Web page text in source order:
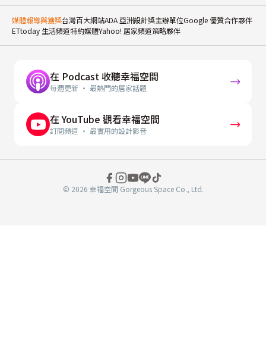
媒體報導與獲獎台灣百大網站ADA 亞洲設計獎主辦單位Google 優質合作夥伴
ETtoday 生活頻道特約媒體Yahoo! 居家頻道策略夥伴
在 Podcast 收聽幸福空間
每週更新 · 最熱門的居家話題
在 YouTube 觀看幸福空間
訂閱頻道 · 最實用的設計影音
© 2026 幸福空間 Gorgeous Space Co., Ltd.